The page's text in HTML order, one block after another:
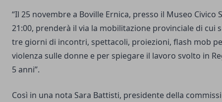
“Il 25 novembre a Boville Ernica, presso il Museo Civico
21:00, prenderà il via la mobilitazione provinciale di cui
tre giorni di incontri, spettacoli, proiezioni, flash mob
violenza sulle donne e per spiegare il lavoro svolto in
5 anni”.
Così in una nota Sara Battisti, presidente della